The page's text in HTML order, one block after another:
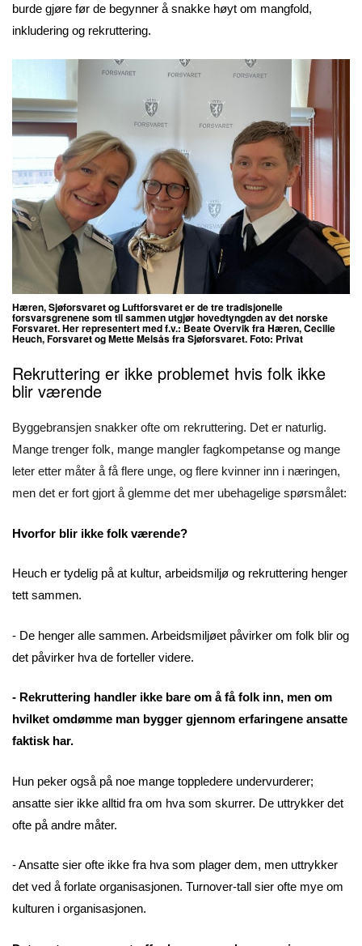
burde gjøre før de begynner å snakke høyt om mangfold,
inkludering og rekruttering.
Hæren, Sjøforsvaret og Luftforsvaret er de tre tradisjonelle
forsvarsgrenene som til sammen utgjør hovedtyngden av det norske
Forsvaret. Her representert med f.v.: Beate Overvik fra Hæren, Cecilie
Heuch, Forsvaret og Mette Melsås fra Sjøforsvaret. Foto: Privat
Rekruttering er ikke problemet hvis folk ikke
blir værende
Byggebransjen snakker ofte om rekruttering. Det er naturlig.
Mange trenger folk, mange mangler fagkompetanse og mange
leter etter måter å få flere unge, og flere kvinner inn i næringen,
men det er fort gjort å glemme det mer ubehagelige spørsmålet:
Hvorfor blir ikke folk værende?
Heuch er tydelig på at kultur, arbeidsmiljø og rekruttering henger
tett sammen.
- De henger alle sammen. Arbeidsmiljøet påvirker om folk blir og
det påvirker hva de forteller videre.
- Rekruttering handler ikke bare om å få folk inn, men om
hvilket omdømme man bygger gjennom erfaringene ansatte
faktisk har.
Hun peker også på noe mange toppledere undervurderer;
ansatte sier ikke alltid fra om hva som skurrer. De uttrykker det
ofte på andre måter.
- Ansatte sier ofte ikke fra hva som plager dem, men uttrykker
det ved å forlate organisasjonen. Turnover-tall sier ofte mye om
kulturen i organisasjonen.